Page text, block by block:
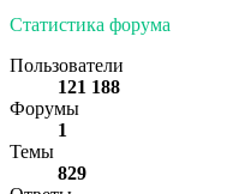
Статистика форума
Пользователи
121 188
Форумы
1
Темы
829